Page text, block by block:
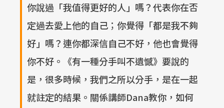
你說過「我值得更好的人」嗎？代表你在否
定過去愛上他的自己；你覺得「都是我不夠
好」嗎？連你都深信自己不好，他也會覺得
你不好。《有一種分手叫不遺憾》要說的
是，很多時候，我們之所以分手，是在一起
就註定的結果。關係講師Dana教你，如何